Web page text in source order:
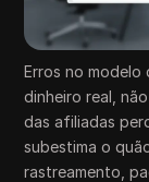
Erros no
dinheiro real,
das afiliadas
subestima o
rastreamento,